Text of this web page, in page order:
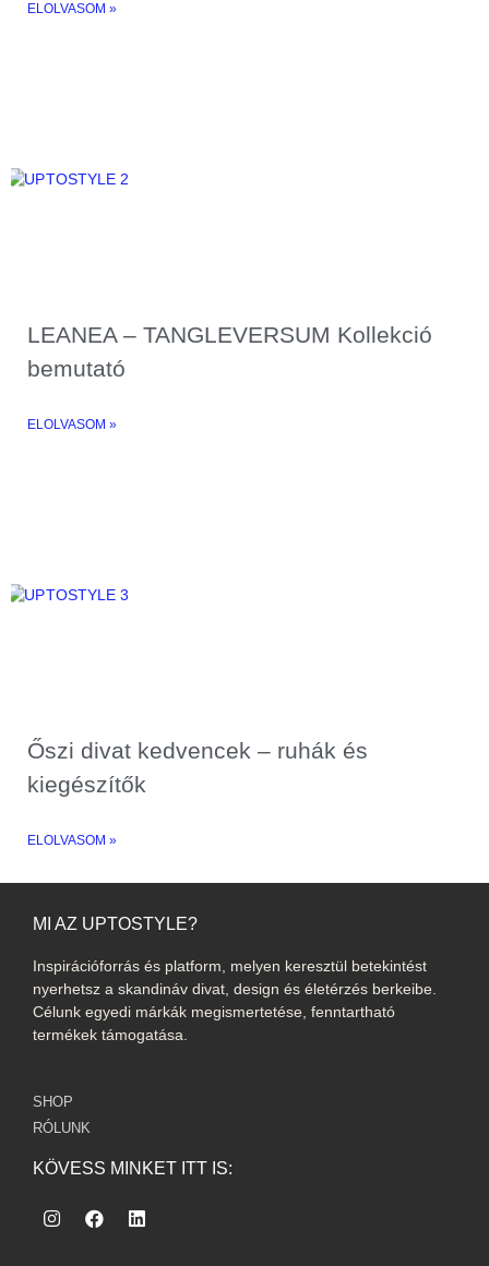
ELOLVASOM »
LEANEA – TANGLEVERSUM Kollekció
bemutató
ELOLVASOM »
Őszi divat kedvencek – ruhák és
kiegészítők
ELOLVASOM »
MI AZ UPTOSTYLE?
Inspirációforrás és platform, melyen keresztül betekintést
nyerhetsz a skandináv divat, design és életérzés berkeibe.
Célunk egyedi márkák megismertetése, fenntartható
termékek támogatása.
SHOP
RÓLUNK
KÖVESS MINKET ITT IS: